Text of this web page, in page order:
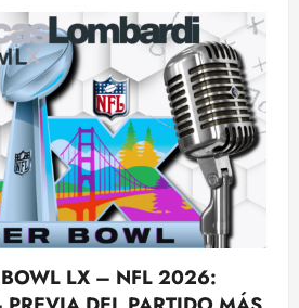
BOWL LX – NFL 2026: